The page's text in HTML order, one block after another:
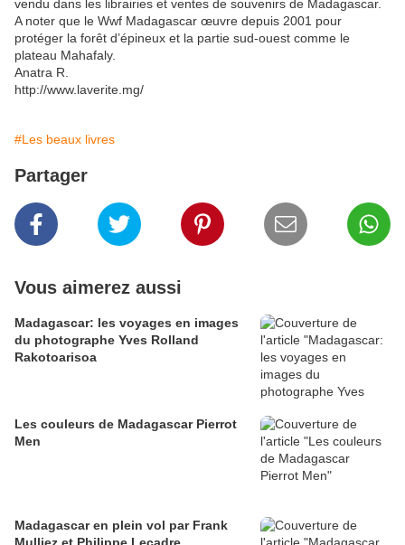
vendu dans les librairies et ventes de souvenirs de Madagascar.
A noter que le Wwf Madagascar œuvre depuis 2001 pour
protéger la forêt d’épineux et la partie sud-ouest comme le
plateau Mahafaly.
Anatra R.
http://www.laverite.mg/
#Les beaux livres
Partager
Vous aimerez aussi
Madagascar: les voyages en images
du photographe Yves Rolland
Rakotoarisoa
Les couleurs de Madagascar Pierrot
Men
Madagascar en plein vol par Frank